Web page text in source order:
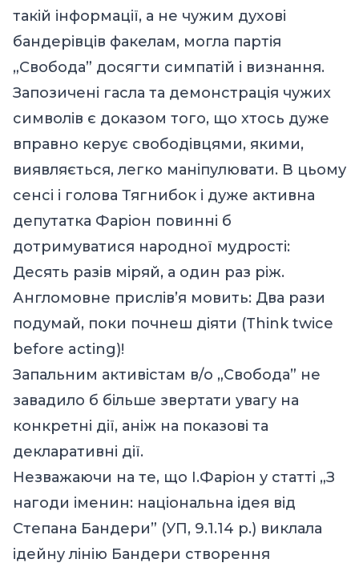
такій інформації, а не чужим духові
бандерівців факелам, могла партія
„Свобода” досягти симпатій і визнання.
Запозичені гасла та демонстрація чужих
символів є доказом того, що хтось дуже
вправно керує свободівцями, якими,
виявляється, легко маніпулювати. В цьому
сенсі і голова Тягнибок і дуже активна
депутатка Фаріон повинні б
дотримуватися народної мудрості:
Десять разів міряй, а один раз ріж.
Англомовне прислів’я мовить: Два рази
подумай, поки почнеш діяти (Think twice
before acting)!
Запальним активістам в/о „Свобода” не
завадило б більше звертати увагу на
конкретні дії, аніж на показові та
декларативні дії.
Незважаючи на те, що І.Фаріон у статті „З
нагоди іменин: національна ідея від
Степана Бандери” (УП, 9.1.14 р.) виклала
ідейну лінію Бандери створення